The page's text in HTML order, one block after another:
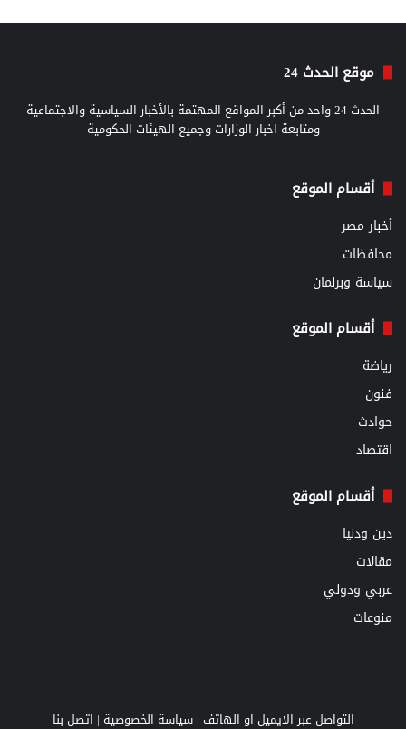
موقع الحدث 24
الحدث 24 واحد من أكبر المواقع المهتمة بالأخبار السياسية والاجتماعية
ومتابعة اخبار الوزارات وجميع الهيئات الحكومية
أقسام الموقع
أخبار مصر
محافظات
سياسة وبرلمان
أقسام الموقع
رياضة
فنون
حوادث
اقتصاد
أقسام الموقع
دين ودنيا
مقالات
عربي ودولي
منوعات
التواصل عبر الايميل او الهاتف |سياسة الخصوصية | اتصل بنا